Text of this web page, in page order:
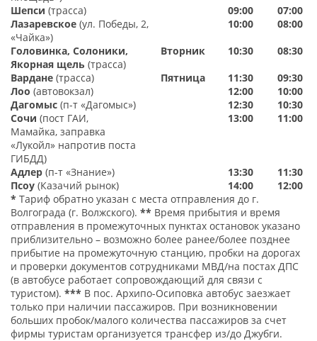
Шепси (трасса) 09:00
07:00
Лазаревское (ул. Победы, 2,
«Чайка»)
10:00
08:00
Головинка, Солоники,
Якорная щель (трасса)
Вторник
Пятница
10:30
08:30
Вардане (трасса) 11:30
09:30
Лоо (автовокзал) 12:00
10:00
Дагомыс (п-т «Дагомыс») 12:30
10:30
Сочи (пост ГАИ,
Мамайка, заправка
«Лукойл» напротив поста
ГИБДД)
13:00 11:00
Адлер (п-т «Знание») 13:30
11:30
Псоу (Казачий рынок) 14:00
12:00
* Тариф обратно указан с места отправления до г.
Волгограда (г. Волжского). ** Время прибытия и время
отправления в промежуточных пунктах остановок указано
приблизительно – возможно более ранее/более позднее
прибытие на промежуточную станцию, пробки на дорогах
и проверки документов сотрудниками МВД/на постах ДПС
(в автобусе работает сопровождающий для связи с
туристом). *** В пос. Архипо-Осиповка автобус заезжает
только при наличии пассажиров. При возникновении
больших пробок/малого количества пассажиров за счет
фирмы туристам организуется трансфер из/до Джубги.